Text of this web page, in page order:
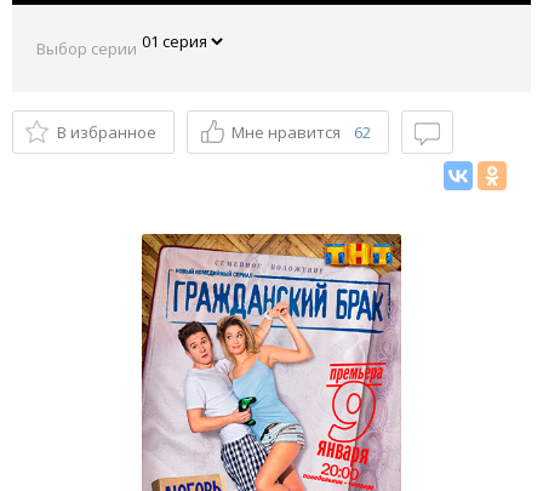
Выбор серии
В избранное Мне нравится 62